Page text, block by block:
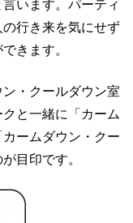
います。パーティ
行き来を気にせず
きます。
・クールダウン室
と一緒に「カーム
ームダウン・クー
目印です。